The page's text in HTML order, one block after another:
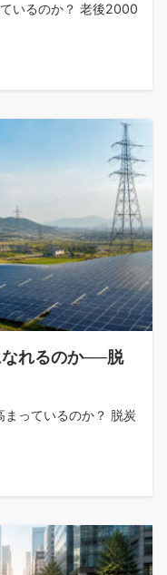
いるのか？ 老後2000
れるのか──脱
まっているのか？ 脱炭